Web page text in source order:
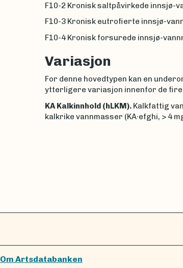
F10-2 Kronisk saltpåvirkede innsjø-
F10-3 Kronisk eutrofierte innsjø-
F10-4 Kronisk forsurede innsjø-
Variasjon
For denne hovedtypen kan en
ytterligere variasjon innenfor de
KA Kalkinnhold (hLKM).Kalkfattig
kalkrike vannmasser (KA∙efghi, > 4
Om Artsdatabanken